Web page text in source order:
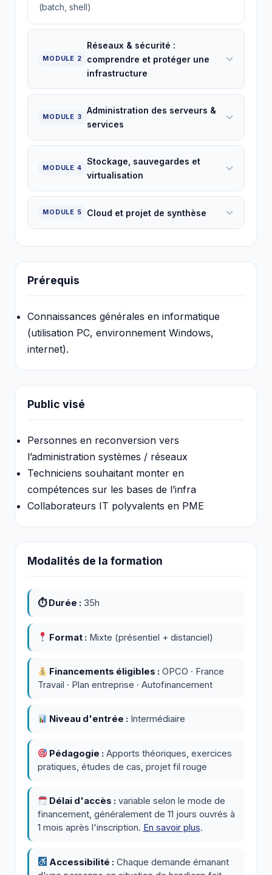
(batch, shell)
MODULE 2
Réseaux & sécurité :
comprendre et protéger une
infrastructure
MODULE 3
Administration des serveurs &
services
MODULE 4
Stockage, sauvegardes et
virtualisation
MODULE 5 Cloud et projet de synthèse
Prérequis
Connaissances générales en informatique
(utilisation PC, environnement Windows,
internet).
Public visé
Personnes en reconversion vers
l’administration systèmes / réseaux
Techniciens souhaitant monter en
compétences sur les bases de l’infra
Collaborateurs IT polyvalents en PME
Modalités de la formation
⏱ Durée : 35h
Format : Mixte (présentiel + distanciel)
Financements éligibles : OPCO · France
Travail · Plan entreprise · Autofinancement
Niveau d'entrée : Intermédiaire
Pédagogie : Apports théoriques, exercices
pratiques, études de cas, projet fil rouge
Délai d'accès : variable selon le mode de
financement, généralement de 11 jours ouvrés à
1 mois après l'inscription. En savoir plus.
Accessibilité : Chaque demande émanant